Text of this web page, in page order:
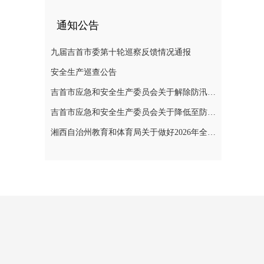
通知公告
九届吉首市委第十轮巡察反馈情况通报
安全生产巡查公告
吉首市应急和安全生产委员会关于解除防汛Ⅳ级应急响应和自然灾害救助Ⅳ级应急响应的通知
吉首市应急和安全生产委员会关于降低至防汛IV级应急响应的紧急通知
湘西自治州教育和体育局关于做好2026年全州中小学校放暑假有关工作的通知